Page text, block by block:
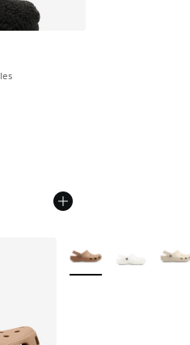
Prix en baisse de € 25,00 à
Plus de couleurs